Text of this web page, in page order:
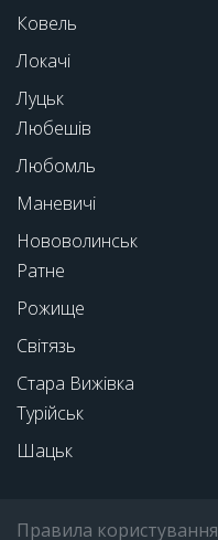
Ковель
Локачі
Луцьк
Любешів
Любомль
Маневичі
Нововолинськ
Ратне
Рожище
Світязь
Стара Вижівка
Турійськ
Шацьк
Правила користування